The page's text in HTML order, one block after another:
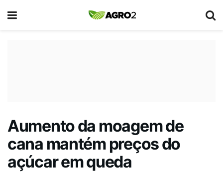
Aumento da moagem de
cana mantém preços do
açúcar em queda